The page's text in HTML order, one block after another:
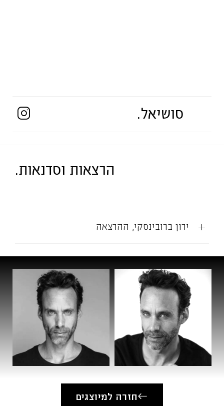
סושיאל.
הרצאות וסדנאות.
ירון ברובינסקי, ההרצאה
חזרה למיוצגים